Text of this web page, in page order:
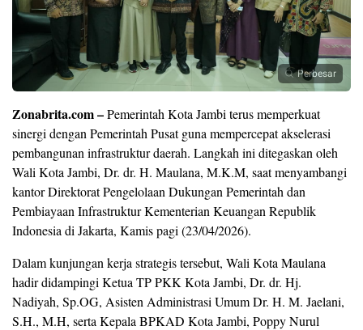
Perbesar
Zonabrita.com –Pemerintah Kota Jambi terus memperkuat
sinergi dengan Pemerintah Pusat guna mempercepat akselerasi
pembangunan infrastruktur daerah. Langkah ini ditegaskan oleh
Wali Kota Jambi, Dr. dr. H. Maulana, M.K.M, saat menyambangi
kantor Direktorat Pengelolaan Dukungan Pemerintah dan
Pembiayaan Infrastruktur Kementerian Keuangan Republik
Indonesia di Jakarta, Kamis pagi (23/04/2026).
Dalam kunjungan kerja strategis tersebut, Wali Kota Maulana
hadir didampingi Ketua TP PKK Kota Jambi, Dr. dr. Hj.
Nadiyah, Sp.OG, Asisten Administrasi Umum Dr. H. M. Jaelani,
S.H., M.H, serta Kepala BPKAD Kota Jambi, Poppy Nurul